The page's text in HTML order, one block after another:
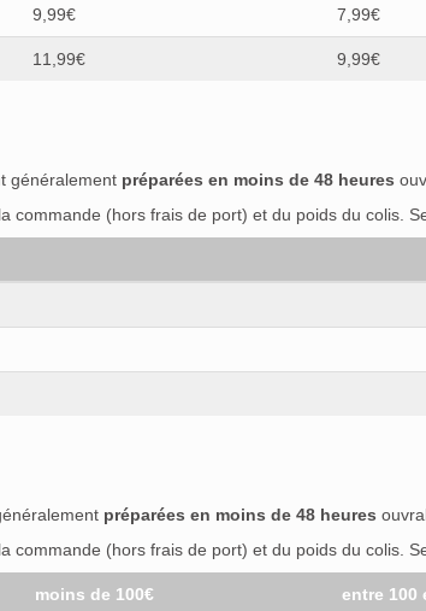
9,99€ 7,99€
11,99€ 9,99€
généralement préparées en moins de 48 heures
commande (hors frais de port) et du poids du colis.
préparées en moins de 48 heures
commande (hors frais de port) et du poids du colis.
moins de 100€ entre 100